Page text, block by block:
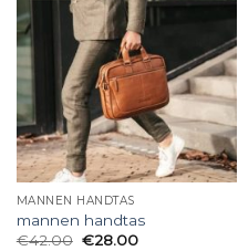
MANNEN HANDTAS
mannen handtas
€42.00 €28.00